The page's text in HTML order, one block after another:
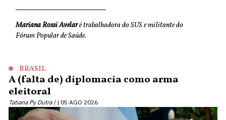
Mariana Rossi Avelaré trabalhadora do SUS e militante do
Fórum Popular de Saúde.
BRASIL
A (falta de) diplomacia como arma
eleitoral
Tatiana Py Dutra | 05 AGO 2026